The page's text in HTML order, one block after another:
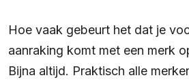
Hoe vaak gebeurt het dat je
aanraking komt met een merk
Bijna altijd. Praktisch alle